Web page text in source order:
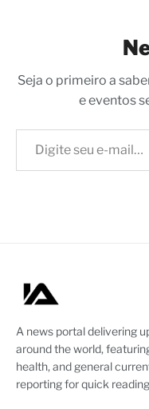
Seja o primeiro a
e eventos
Digite seu e-mail…
A news portal delivering
around the world,
health, and general
reporting for quick